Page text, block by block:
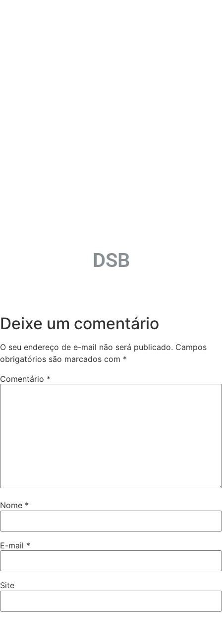
DSB
Deixe um comentário
O seu endereço de e-mail não será publicado. Campos
obrigatórios são marcados com *
Comentário *
Nome *
E-mail *
Site